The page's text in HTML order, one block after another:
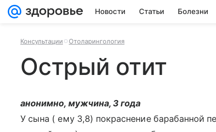
Новости Статьи Болезни
Консультации Отоларингология
Острый отит
анонимно, мужчина, 3 года
У сына ( ему 3,8) покраснение барабанной